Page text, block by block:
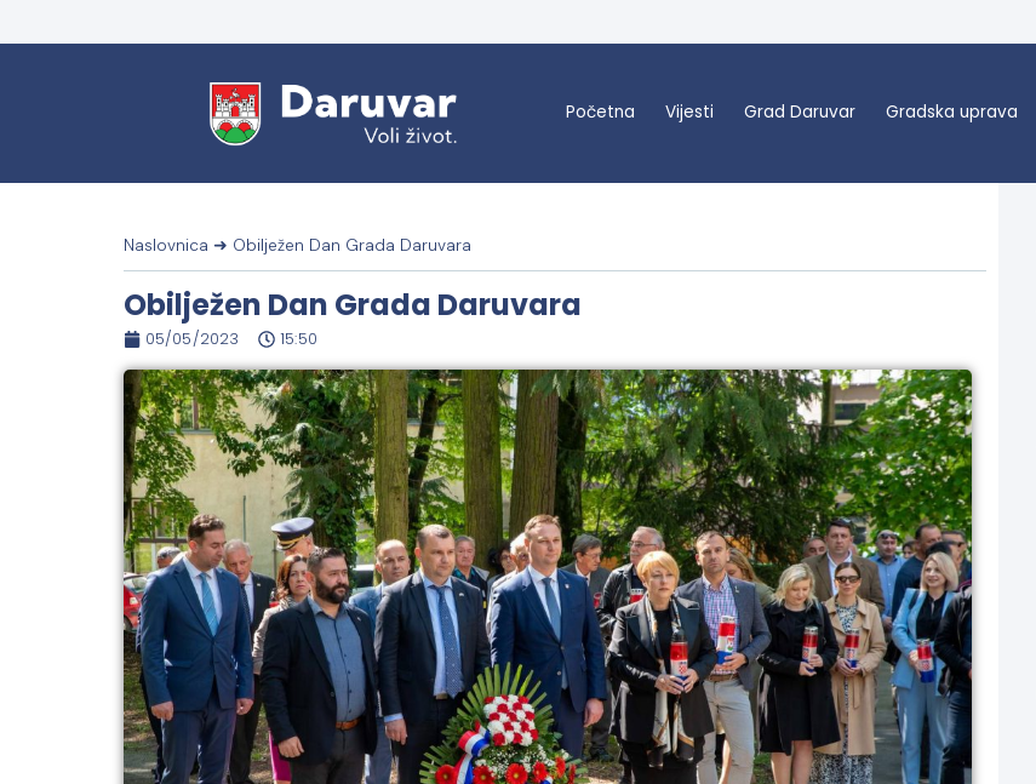
Početna Vijesti Grad Daruvar Gradska uprava
Naslovnica ➜ Obilježen Dan Grada Daruvara
Obilježen Dan Grada Daruvara
05/05/2023 15:50